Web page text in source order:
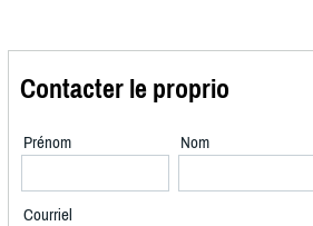
Contacter le proprio
Prénom Nom
Courriel